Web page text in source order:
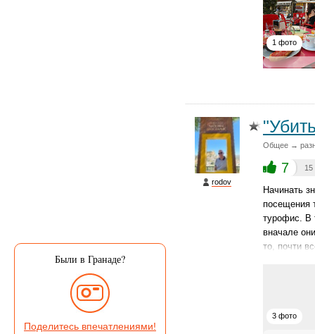
Были в Гранаде?
Поделитесь впечатлениями!
1 фото
rodov
Общее →
7 15
Начинать
посещения
турофис. В
вначале
то, почти
3 фото